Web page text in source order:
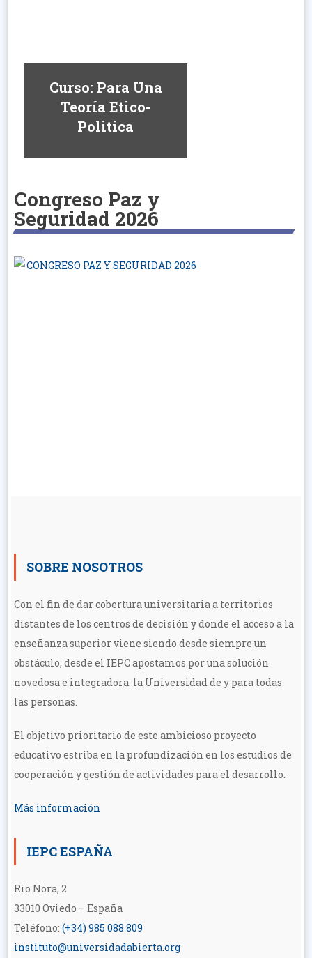
Curso: Para Una
Teoría Etico-
Politica
Congreso Paz y
Seguridad 2026
SOBRE NOSOTROS
Con el fin de dar cobertura universitaria a territorios
distantes de los centros de decisión y donde el acceso a la
enseñanza superior viene siendo desde siempre un
obstáculo, desde el IEPC apostamos por una solución
novedosa e integradora: la Universidad de y para todas
las personas.
El objetivo prioritario de este ambicioso proyecto
educativo estriba en la profundización en los estudios de
cooperación y gestión de actividades para el desarrollo.
Más información
IEPC ESPAÑA
Rio Nora, 2
33010 Oviedo – España
Teléfono:(+34) 985 088 809
instituto@universidadabierta.org